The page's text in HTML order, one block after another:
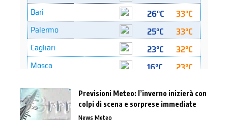
Previsioni Meteo: l’inverno inizierà con
colpi di scena e sorprese immediate
News Meteo